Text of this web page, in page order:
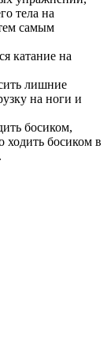
тела на
самым
катание на
лишние
на ноги и
босиком,
босиком в